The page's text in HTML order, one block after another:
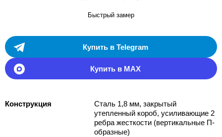
Быстрый замер
Купить в Telegram
Купить в MAX
Конструкция
Сталь 1,8 мм, закрытый
утепленный короб, усиливающие 2
ребра жесткости (вертикальные П-
образные)